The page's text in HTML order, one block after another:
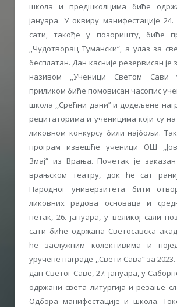
школа и предшколцима биће
јануара. У оквиру манифестације
сати, такође у позоришту, биће
,,Чудотворац Тумански“, а улаз за
бесплатан. Дан касније резервисан је
називом ,,Ученици Светом Сави
приликом биће помовисан часопис
школа ,,Срећни дани’’ и додељене
рецитаторима и ученицима који су
ликовном конкурсу били најбољи.
програм извешће ученици ОШ
Змај“ из Врања. Почетак је
врањском театру, док ће сат
Народног универзитета бити
ликовних радова основаца и
петак, 26. јануара, у великој сали
сати биће одржана Светосавска
ће заслужним колективима и
уручене награде ,,Свети Сава“ за
дан Светог Саве, 27. јануара, у
одржани света литургија и резање
Одбора манифестације и школа.